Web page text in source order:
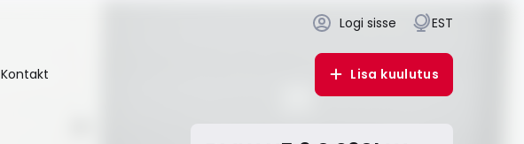
Logi sisse EST
Kontakt Lisa kuulutus